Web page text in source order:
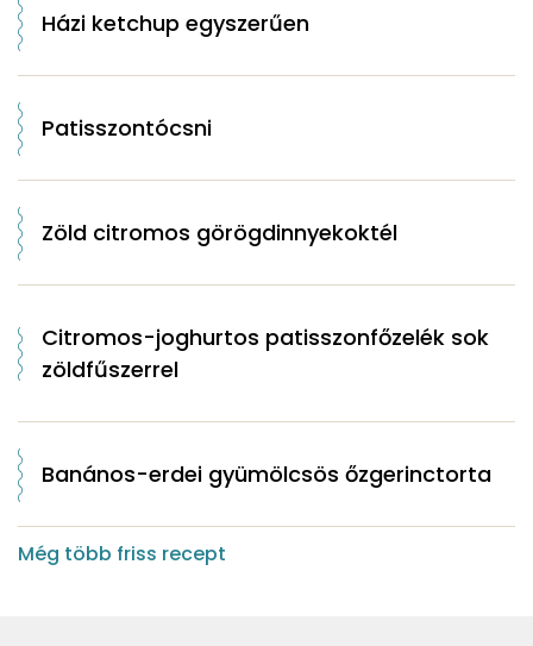
Házi ketchup egyszerűen
Patisszontócsni
Zöld citromos görögdinnyekoktél
Citromos-joghurtos patisszonfőzelék sok
zöldfűszerrel
Banános-erdei gyümölcsös őzgerinctorta
Még több friss recept